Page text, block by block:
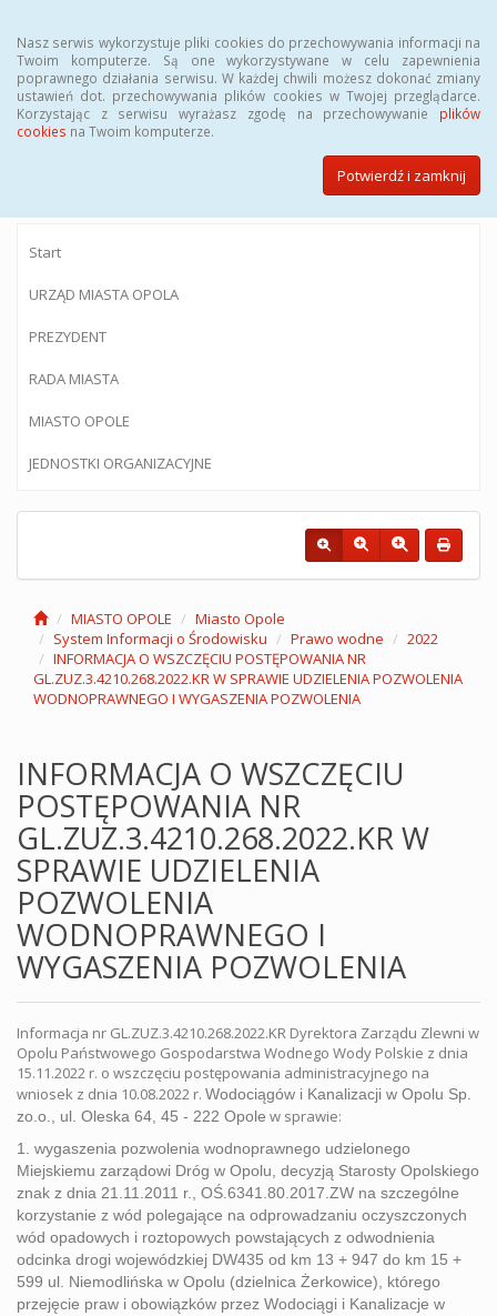
Nasz serwis wykorzystuje pliki cookies do przechowywania informacji na
Twoim komputerze. Są one wykorzystywane w celu zapewnienia
poprawnego działania serwisu. W każdej chwili możesz dokonać zmiany
ustawień dot. przechowywania plików cookies w Twojej przeglądarce.
Korzystając z serwisu wyrażasz zgodę na przechowywanie plików
cookies na Twoim komputerze.
Potwierdź i zamknij
BIULETYN INFORMACJI PUBLICZNEJ
Urzędu Miasta Opola
Start
URZĄD MIASTA OPOLA
PREZYDENT
RADA MIASTA
MIASTO OPOLE
JEDNOSTKI ORGANIZACYJNE
MIASTO OPOLE
Miasto Opole
System Informacji o Środowisku
Prawo wodne
2022
INFORMACJA O WSZCZĘCIU POSTĘPOWANIA NR
GL.ZUZ.3.4210.268.2022.KR W SPRAWIE UDZIELENIA POZWOLENIA
WODNOPRAWNEGO I WYGASZENIA POZWOLENIA
INFORMACJA O WSZCZĘCIU
POSTĘPOWANIA NR
GL.ZUZ.3.4210.268.2022.KR W
SPRAWIE UDZIELENIA
POZWOLENIA
WODNOPRAWNEGO I
WYGASZENIA POZWOLENIA
Informacja nr GL.ZUZ.3.4210.268.2022.KR Dyrektora Zarządu Zlewni w
Opolu Państwowego Gospodarstwa Wodnego Wody Polskie z dnia
15.11.2022 r. o wszczęciu postępowania administracyjnego na
wniosek z dnia 10.08.2022 r. Wodociągów i Kanalizacji w Opolu Sp.
zo.o.,
ul. Oleska 64, 45 - 222 Opole w sprawie:
1. wygaszenia pozwolenia wodnoprawnego udzielonego
Miejskiemu zarządowi Dróg w Opolu, decyzją Starosty Opolskiego
znak z dnia 21.11.2011 r., OŚ.6341.80.2017.ZW na szczególne
korzystanie z wód polegające na odprowadzaniu oczyszczonych
wód opadowych i roztopowych powstających z odwodnienia
odcinka drogi wojewódzkiej DW435 od km 13 + 947 do km 15 +
599 ul. Niemodlińska w Opolu (dzielnica Żerkowice),
którego
przejęcie praw i obowiązków przez Wodociągi i Kanalizacje w